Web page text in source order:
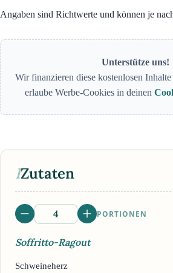
Angaben sind Richtwerte und können je
Unterstütze uns!
Wir finanzieren diese kostenlosen
erlaube Werbe-Cookies in deinen
IZutaten
PORTIONEN
Soffritto-Ragout
Schweineherz